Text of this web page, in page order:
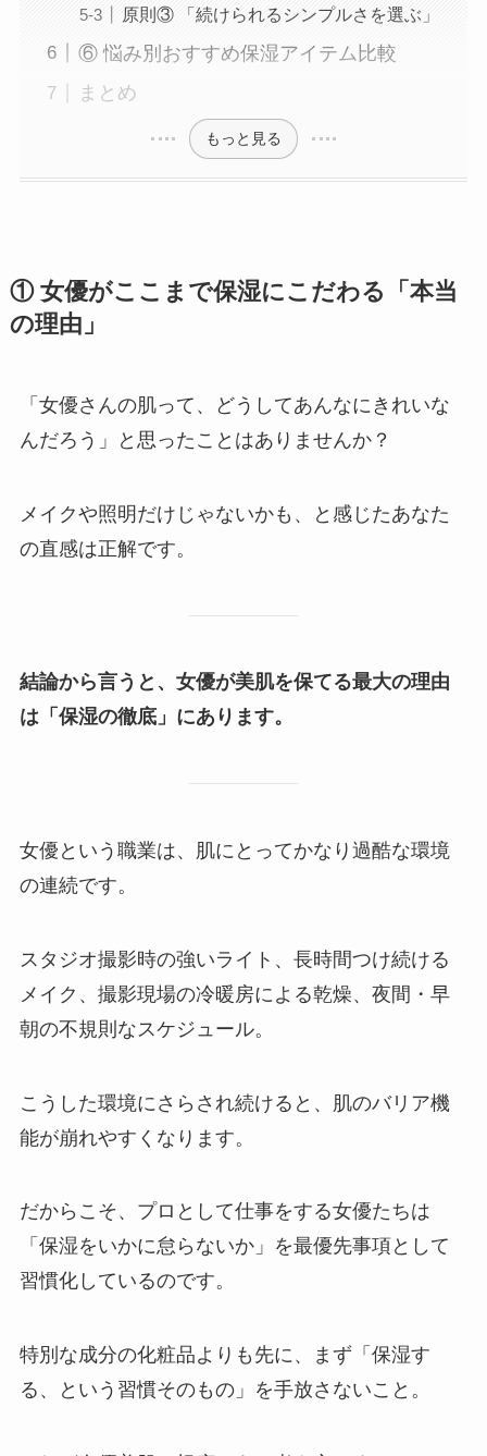
原則③ 「続けられるシンプルさを選ぶ」
⑥ 悩み別おすすめ保湿アイテム比較
まとめ
もっと見る
① 女優がここまで保湿にこだわる「本当
の理由」
「女優さんの肌って、どうしてあんなにきれいな
んだろう」と思ったことはありませんか？
メイクや照明だけじゃないかも、と感じたあなた
の直感は正解です。
結論から言うと、女優が美肌を保てる最大の理由
は「保湿の徹底」にあります。
女優という職業は、肌にとってかなり過酷な環境
の連続です。
スタジオ撮影時の強いライト、長時間つけ続ける
メイク、撮影現場の冷暖房による乾燥、夜間・早
朝の不規則なスケジュール。
こうした環境にさらされ続けると、肌のバリア機
能が崩れやすくなります。
だからこそ、プロとして仕事をする女優たちは
「保湿をいかに怠らないか」を最優先事項として
習慣化しているのです。
特別な成分の化粧品よりも先に、まず「保湿す
る、という習慣そのもの」を手放さないこと。